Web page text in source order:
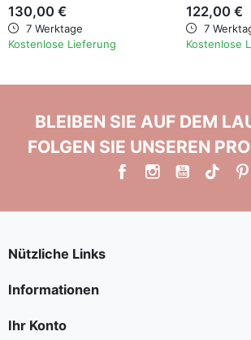
130,00 €
7 Werktage
Kostenlose Lieferung
122,00 €
7
Kostenlose
BLEIBEN SIE AUF DEM
FOLGEN SIE UNSEREN
Nützliche Links
Informationen
Ihr Konto